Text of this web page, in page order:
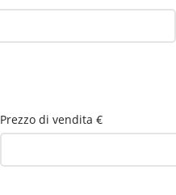
Prezzo di vendita €